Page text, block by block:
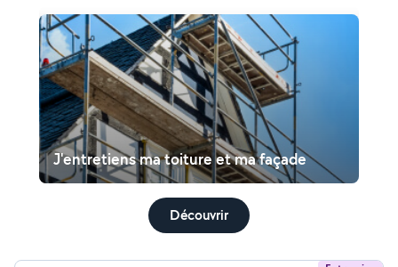
J'entretiens ma toiture et ma façade
Découvrir